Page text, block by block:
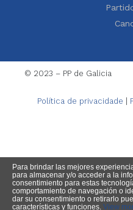
© 2023 – PP de Galicia
Política de privacidade
Para brindar las mejores
para almacenar y/o acceder a la
consentimiento para estas
comportamiento de navegación o
dar su consentimiento o retirarlo
características y funciones. View